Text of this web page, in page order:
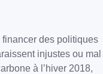
des politiques
injustes ou mal
à l’hiver 2018,